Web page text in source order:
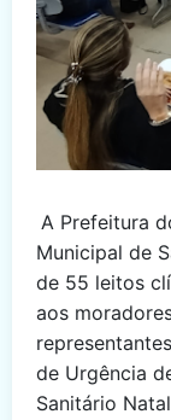
A Prefeitura
Municipal de
de 55 leitos
aos
de Urgência
Sanitário